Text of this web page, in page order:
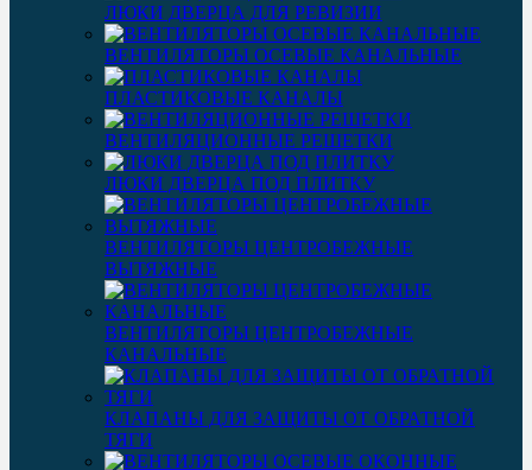
ЛЮКИ ДВЕРЦА ДЛЯ РЕВИЗИИ
ВЕНТИЛЯТОРЫ ОСЕВЫЕ КАНАЛЬНЫЕ
ПЛАСТИКОВЫЕ КАНАЛЫ
ВЕНТИЛЯЦИОННЫЕ РЕШЕТКИ
ЛЮКИ ДВЕРЦА ПОД ПЛИТКУ
ВЕНТИЛЯТОРЫ ЦЕНТРОБЕЖНЫЕ
ВЫТЯЖНЫЕ
ВЕНТИЛЯТОРЫ ЦЕНТРОБЕЖНЫЕ
КАНАЛЬНЫЕ
КЛАПАНЫ ДЛЯ ЗАЩИТЫ ОТ ОБРАТНОЙ
ТЯГИ